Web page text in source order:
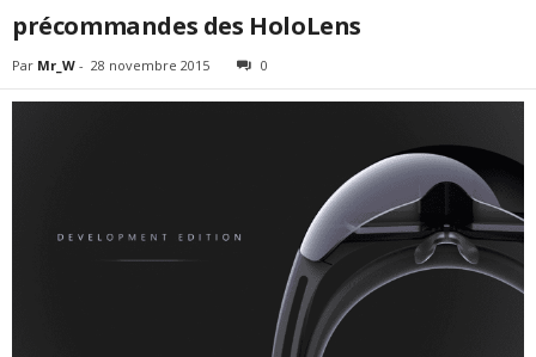
précommandes des HoloLens
Par Mr_W - 28 novembre 2015 0